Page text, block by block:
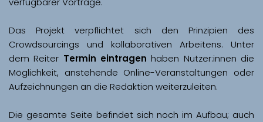
Das Projekt verpflichtet sich den Prinzipien des
Crowdsourcings und kollaborativen Arbeitens. Unter
dem Reiter Termin eintragen haben Nutzer:innen die
Möglichkeit, anstehende Online-Veranstaltungen oder
Aufzeichnungen an die Redaktion weiterzuleiten.
Die gesamte Seite befindet sich noch im Aufbau; auch